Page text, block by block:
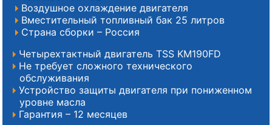
Воздушное охлаждение двигателя
Вместительный топливный бак 25 литров
Страна сборки – Россия
Четырехтактный двигатель TSS KM190FD
Не требует сложного технического
обслуживания
Устройство защиты двигателя при пониженном
уровне масла
Гарантия – 12 месяцев